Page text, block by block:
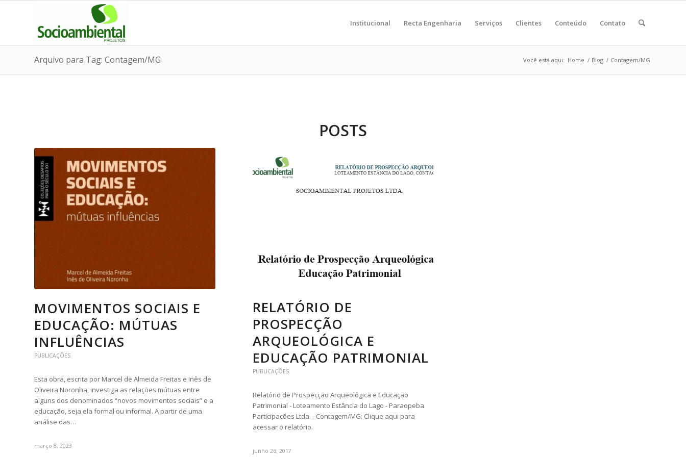
Institucional Recta Engenharia Serviços Clientes Conteúdo Contato
Arquivo para Tag: Contagem/MG Você está aqui: Home / Blog / Contagem/MG
POSTS
MOVIMENTOS SOCIAIS E
EDUCAÇÃO: MÚTUAS
INFLUÊNCIAS
PUBLICAÇÕES
Esta obra, escrita por Marcel de Almeida Freitas e Inês de
Oliveira Noronha, investiga as relações mútuas entre
alguns dos denominados “novos movimentos sociais” e a
educação, seja ela formal ou informal. A partir de uma
análise das…
março 8, 2023
RELATÓRIO DE
PROSPECÇÃO
ARQUEOLÓGICA E
EDUCAÇÃO PATRIMONIAL
PUBLICAÇÕES
Relatório de Prospecção Arqueológica e Educação
Patrimonial - Loteamento Estância do Lago - Paraopeba
Participações Ltda. - Contagem/MG: Clique aqui para
acessar o relatório.
junho 26, 2017